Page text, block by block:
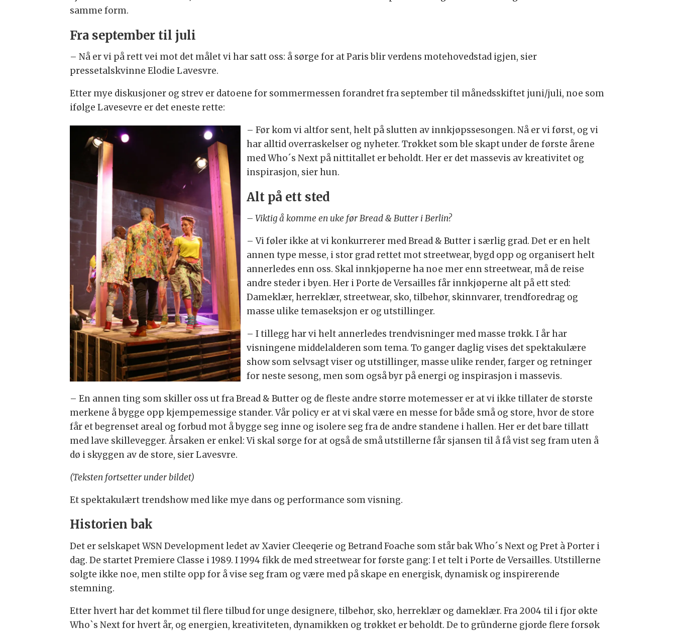
samme form.
Fra september til juli
– Nå er vi på rett vei mot det målet vi har satt oss: å sørge for at Paris blir verdens motehovedstad igjen, sier
pressetalskvinne Elodie Lavesvre.
Etter mye diskusjoner og strev er datoene for sommermessen forandret fra september til månedsskiftet juni/juli, noe som
ifølge Lavesevre er det eneste rette:
– Før kom vi altfor sent, helt på slutten av innkjøpssesongen. Nå er vi først, og vi
har alltid overraskelser og nyheter. Trøkket som ble skapt under de første årene
med Who´s Next på nittitallet er beholdt. Her er det massevis av kreativitet og
inspirasjon, sier hun.
Alt på ett sted
– Viktig å komme en uke før Bread & Butter i Berlin?
– Vi føler ikke at vi konkurrerer med Bread & Butter i særlig grad. Det er en helt
annen type messe, i stor grad rettet mot streetwear, bygd opp og organisert helt
annerledes enn oss. Skal innkjøperne ha noe mer enn streetwear, må de reise
andre steder i byen. Her i Porte de Versailles får innkjøperne alt på ett sted:
Dameklær, herreklær, streetwear, sko, tilbehør, skinnvarer, trendforedrag og
masse ulike temaseksjon er og utstillinger.
– I tillegg har vi helt annerledes trendvisninger med masse trøkk. I år har
visningene middelalderen som tema. To ganger daglig vises det spektakulære
show som selvsagt viser og utstillinger, masse ulike render, farger og retninger
for neste sesong, men som også byr på energi og inspirasjon i massevis.
– En annen ting som skiller oss ut fra Bread & Butter og de fleste andre større motemesser er at vi ikke tillater de største
merkene å bygge opp kjempemessige stander. Vår policy er at vi skal være en messe for både små og store, hvor de store
får et begrenset areal og forbud mot å bygge seg inne og isolere seg fra de andre standene i hallen. Her er det bare tillatt
med lave skillevegger. Årsaken er enkel: Vi skal sørge for at også de små utstillerne får sjansen til å få vist seg fram uten å
dø i skyggen av de store, sier Lavesvre.
(Teksten fortsetter under bildet)
Et spektakulært trendshow med like mye dans og performance som visning.
Historien bak
Det er selskapet WSN Development ledet av Xavier Cleeqerie og Betrand Foache som står bak Who´s Next og Pret à Porter i
dag. De startet Premiere Classe i 1989. I 1994 fikk de med streetwear for første gang: I et telt i Porte de Versailles. Utstillerne
solgte ikke noe, men stilte opp for å vise seg fram og være med på skape en energisk, dynamisk og inspirerende
stemning.
Etter hvert har det kommet til flere tilbud for unge designere, tilbehør, sko, herreklær og dameklær. Fra 2004 til i fjor økte
Who`s Next for hvert år, og energien, kreativiteten, dynamikken og trøkket er beholdt. De to gründerne gjorde flere forsøk